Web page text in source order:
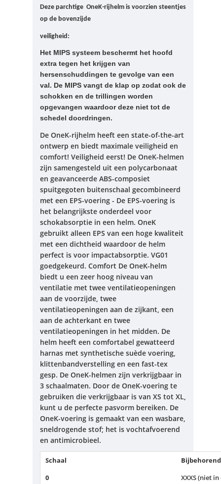
Deze parchtige OneK-rijhelm is voorzien steentjes
op de bovenzijde
veiligheid:
Het MIPS systeem beschermt het hoofd
extra tegen het krijgen van
hersenschuddingen te gevolge van een
val. De MIPS vangt de klap op zodat ook de
schokken en de trillingen worden
opgevangen waardoor deze niet tot de
schedel doordringen.
De OneK-rijhelm heeft een state-of-the-art
ontwerp en biedt maximale veiligheid en
comfort! Veiligheid eerst! De OneK-helmen
zijn samengesteld uit een polycarbonaat
en geavanceerde ABS-composiet
spuitgegoten buitenschaal gecombineerd
met een EPS-voering - De EPS-voering is
het belangrijkste onderdeel voor
schokabsorptie in een helm. OneK
gebruikt alleen EPS van een hoge kwaliteit
met een dichtheid waardoor de helm
perfect is voor impactabsorptie. VG01
goedgekeurd. Comfort De OneK-helm
biedt u een zeer hoog niveau van
ventilatie met twee ventilatieopeningen
aan de voorzijde, twee
ventilatieopeningen aan de zijkant, een
aan de achterkant en twee
ventilatieopeningen in het midden. De
helm heeft een comfortabel gewatteerd
harnas met synthetische suède voering,
klittenbandverstelling en een fast-tex
gesp. De OneK-helmen zijn verkrijgbaar in
3 schaalmaten. Door de OneK-voering te
gebruiken die verkrijgbaar is van XS tot XL,
kunt u de perfecte pasvorm bereiken. De
OneK-voering is gemaakt van een wasbare,
sneldrogende stof; het is vochtafvoerend
en antimicrobieel.
Schaal
0
XXXS (niet